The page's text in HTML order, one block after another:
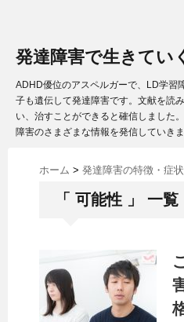
発達障害で生きてい
ADHD優位のアスペルガーで、LD学習
子も遺伝して発達障害です。文献を読
い、治すことができると確信しました
障害のさまざまな情報を発信していきま
ホーム > 発達障害の特徴・症状
「 可能性 」 一覧